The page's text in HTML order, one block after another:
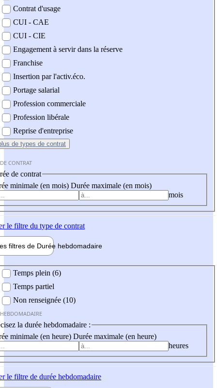
Contrat d'usage
CUI - CAE
CUI - CIE
Engagement à servir dans la réserve
Franchise
Insertion par l'activ.éco.
Portage salarial
Profession commerciale
Profession libérale
Reprise d'entreprise
de types de contrat
CONTRAT
de contrat
minimale (en mois) Durée maximale (en mois)
mois
le filtre du type de contrat
filtres de Durée hebdomadaire
Temps plein (6)
Temps partiel
Non renseignée (10)
la durée hebdomadaire :
minimale (en heure) Durée maximale (en heure)
heures
le filtre de durée hebdomadaire